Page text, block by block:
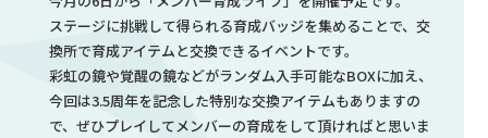
ステージに挑戦して得られる育成バッジを集めることで、交
換所で育成アイテムと交換できるイベントです。
彩虹の鏡や覚醒の鏡などがランダム入手可能なBOXに加え、
今回は3.5周年を記念した特別な交換アイテムもありますの
で、ぜひプレイしてメンバーの育成をして頂ければと思いま